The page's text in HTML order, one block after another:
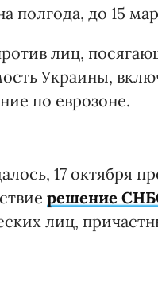
полгода, до 15
лиц,
Украины,
по еврозоне.
17 октября
решение
лиц,